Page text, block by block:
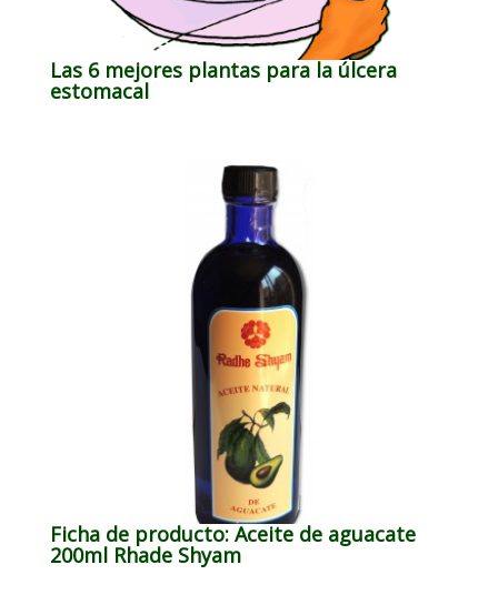
Las 6 mejores plantas para la úlcera
estomacal
Ficha de producto: Aceite de aguacate
200ml Rhade Shyam